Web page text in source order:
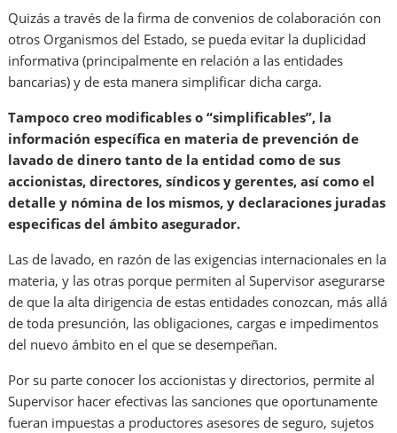
Quizás a través de la firma de convenios de colaboración con
otros Organismos del Estado, se pueda evitar la duplicidad
informativa (principalmente en relación a las entidades
bancarias) y de esta manera simplificar dicha carga.
Tampoco creo modificables o “simplificables”, la
información específica en materia de prevención de
lavado de dinero tanto de la entidad como de sus
accionistas, directores, síndicos y gerentes, así como el
detalle y nómina de los mismos, y declaraciones juradas
especificas del ámbito asegurador.
Las de lavado, en razón de las exigencias internacionales en la
materia, y las otras porque permiten al Supervisor asegurarse
de que la alta dirigencia de estas entidades conozcan, más allá
de toda presunción, las obligaciones, cargas e impedimentos
del nuevo ámbito en el que se desempeñan.
Por su parte conocer los accionistas y directorios, permite al
Supervisor hacer efectivas las sanciones que oportunamente
fueran impuestas a productores asesores de seguro, sujetos